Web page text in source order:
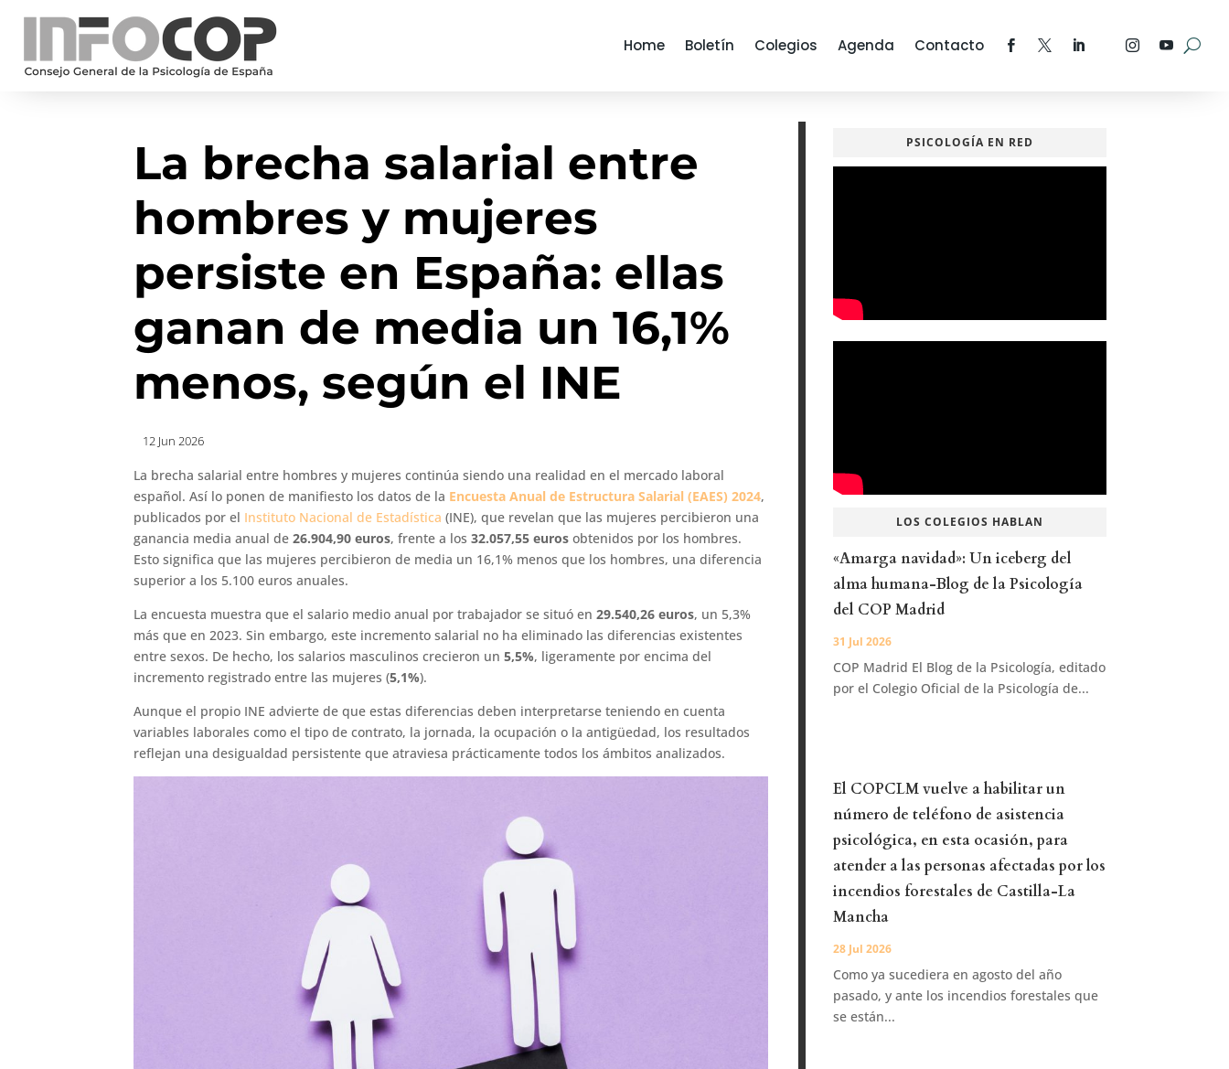
Home Boletín Colegios Agenda Contacto
La brecha salarial entre
hombres y mujeres
persiste en España: ellas
ganan de media un 16,1%
menos, según el INE
12 Jun 2026
La brecha salarial entre hombres y mujeres continúa siendo una realidad en el mercado laboral
español. Así lo ponen de manifiesto los datos de la Encuesta Anual de Estructura Salarial (EAES) 2024,
publicados por el Instituto Nacional de Estadística (INE), que revelan que las mujeres percibieron una
ganancia media anual de26.904,90 euros, frente a los32.057,55 euros obtenidos por los hombres.
Esto significa que las mujeres percibieron de media un 16,1% menos que los hombres, una diferencia
superior a los 5.100 euros anuales.
La encuesta muestra que el salario medio anual por trabajador se situó en29.540,26 euros, un 5,3%
más que en 2023. Sin embargo, este incremento salarial no ha eliminado las diferencias existentes
entre sexos. De hecho, los salarios masculinos crecieron un5,5%, ligeramente por encima del
incremento registrado entre las mujeres (5,1%).
Aunque el propio INE advierte de que estas diferencias deben interpretarse teniendo en cuenta
variables laborales como el tipo de contrato, la jornada, la ocupación o la antigüedad, los resultados
reflejan una desigualdad persistente que atraviesa prácticamente todos los ámbitos analizados.
PSICOLOGÍA EN RED
LOS COLEGIOS HABLAN
«Amarga navidad»: Un iceberg del
alma humana-Blog de la Psicología
del COP Madrid
31 Jul 2026
COP Madrid El Blog de la Psicología, editado
por el Colegio Oficial de la Psicología de...
El COPCLM vuelve a habilitar un
número de teléfono de asistencia
psicológica, en esta ocasión, para
atender a las personas afectadas por los
incendios forestales de Castilla-La
Mancha
28 Jul 2026
Como ya sucediera en agosto del año
pasado, y ante los incendios forestales que
se están...